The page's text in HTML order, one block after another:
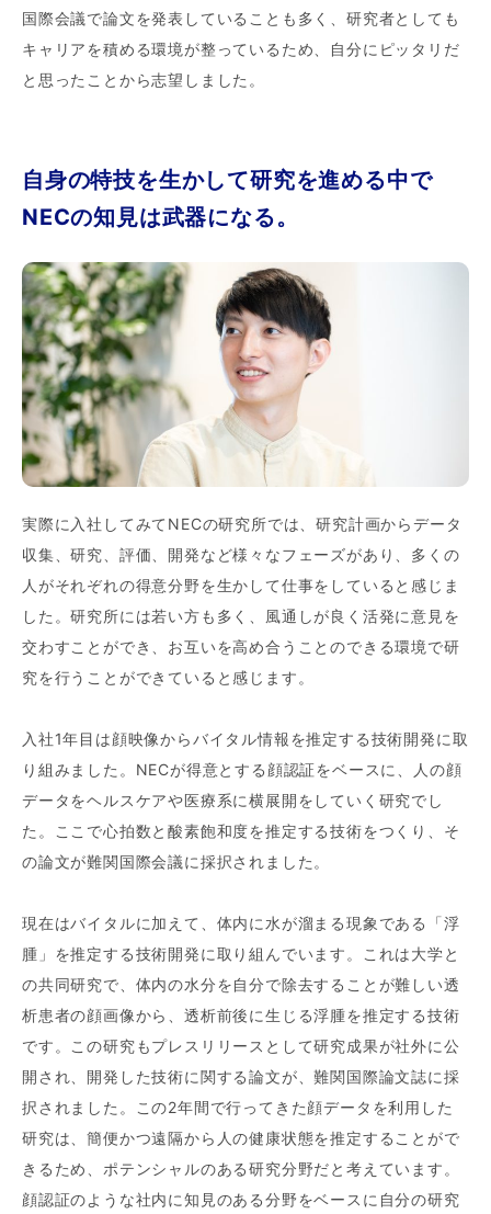
国際会議で論文を発表していることも多く、研究者としても
キャリアを積める環境が整っているため、自分にピッタリだ
と思ったことから志望しました。
自身の特技を生かして研究を進める中で
NECの知見は武器になる。
実際に入社してみてNECの研究所では、研究計画からデータ
収集、研究、評価、開発など様々なフェーズがあり、多くの
人がそれぞれの得意分野を生かして仕事をしていると感じま
した。研究所には若い方も多く、風通しが良く活発に意見を
交わすことができ、お互いを高め合うことのできる環境で研
究を行うことができていると感じます。
入社1年目は顔映像からバイタル情報を推定する技術開発に取
り組みました。NECが得意とする顔認証をベースに、人の顔
データをヘルスケアや医療系に横展開をしていく研究でし
た。ここで心拍数と酸素飽和度を推定する技術をつくり、そ
の論文が難関国際会議に採択されました。
現在はバイタルに加えて、体内に水が溜まる現象である「浮
腫」を推定する技術開発に取り組んでいます。これは大学と
の共同研究で、体内の水分を自分で除去することが難しい透
析患者の顔画像から、透析前後に生じる浮腫を推定する技術
です。この研究もプレスリリースとして研究成果が社外に公
開され、開発した技術に関する論文が、難関国際論文誌に採
択されました。この2年間で行ってきた顔データを利用した
研究は、簡便かつ遠隔から人の健康状態を推定することがで
きるため、ポテンシャルのある研究分野だと考えています。
顔認証のような社内に知見のある分野をベースに自分の研究